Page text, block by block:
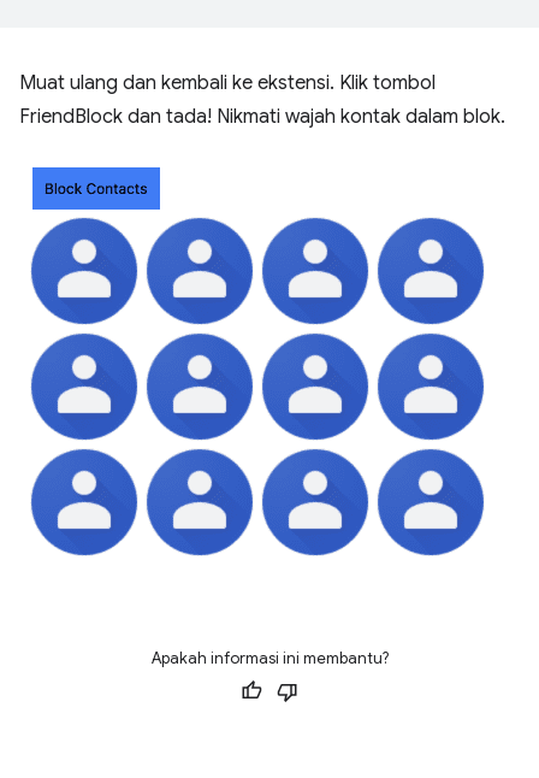
Muat ulang dan kembali ke ekstensi. Klik tombol
FriendBlock dan tada! Nikmati wajah kontak dalam blok.
Apakah informasi ini membantu?